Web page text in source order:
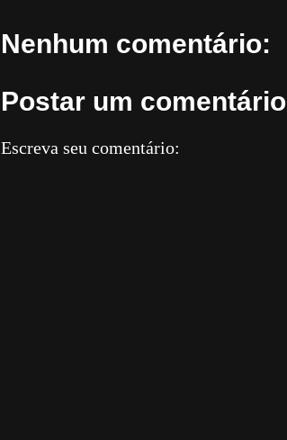
Nenhum comentário:
Postar um comentário
Escreva seu comentário: